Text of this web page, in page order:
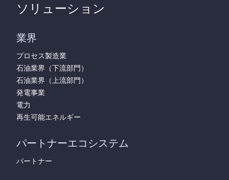
ソリューション
業界
プロセス製造業
石油業界（下流部門）
石油業界（上流部門）
発電事業
電力
再生可能エネルギー
パートナーエコシステム
パートナー